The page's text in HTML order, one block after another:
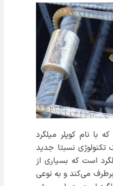
با نام کوپلر میلگرد
نسبتا جدید
است که بسیاری از
برطرف می‌کند و به نوعی